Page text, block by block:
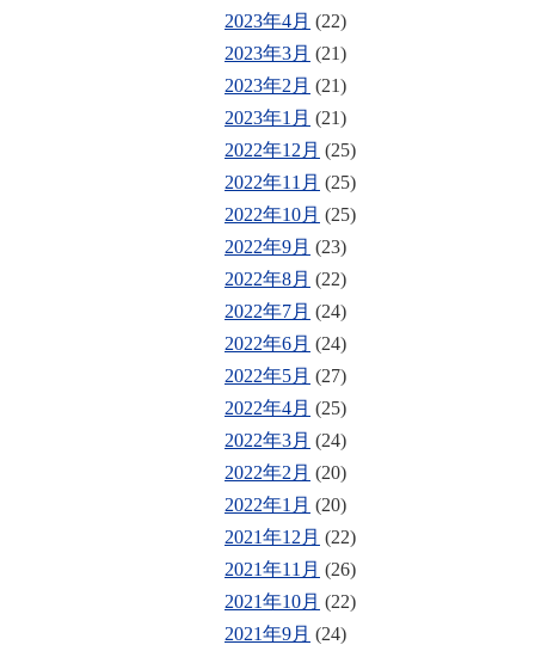
2023年4月 (22)
2023年3月 (21)
2023年2月 (21)
2023年1月 (21)
2022年12月 (25)
2022年11月 (25)
2022年10月 (25)
2022年9月 (23)
2022年8月 (22)
2022年7月 (24)
2022年6月 (24)
2022年5月 (27)
2022年4月 (25)
2022年3月 (24)
2022年2月 (20)
2022年1月 (20)
2021年12月 (22)
2021年11月 (26)
2021年10月 (22)
2021年9月 (24)